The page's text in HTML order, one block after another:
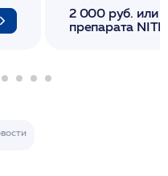
2 000 руб. или
препарата